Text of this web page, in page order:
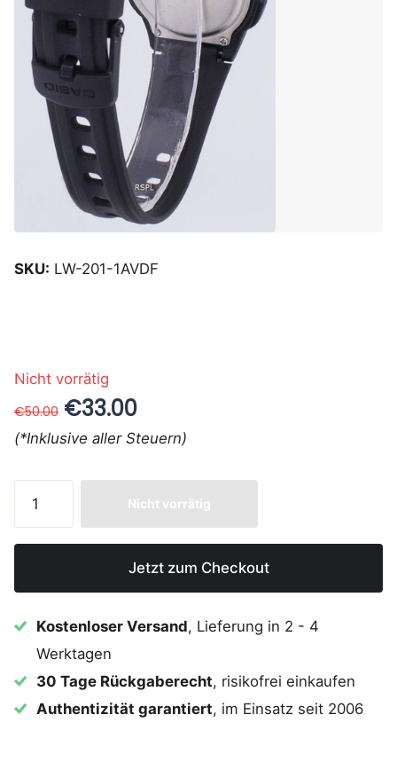
SKU: LW-201-1AVDF
Nicht vorrätig
€50.00 €33.00
(*Inklusive aller Steuern)
Nicht vorrätig
Jetzt zum Checkout
Kostenloser Versand, Lieferung in 2 - 4
Werktagen
30 Tage Rückgaberecht, risikofrei einkaufen
Authentizität garantiert, im Einsatz seit 2006